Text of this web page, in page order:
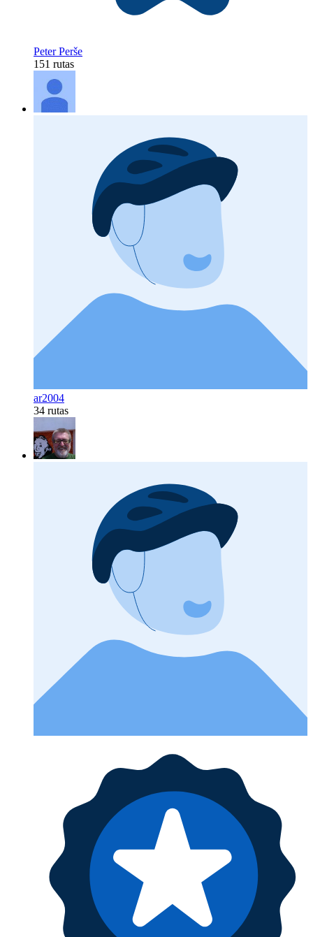
Peter Perše
151 rutas
ar2004
34 rutas